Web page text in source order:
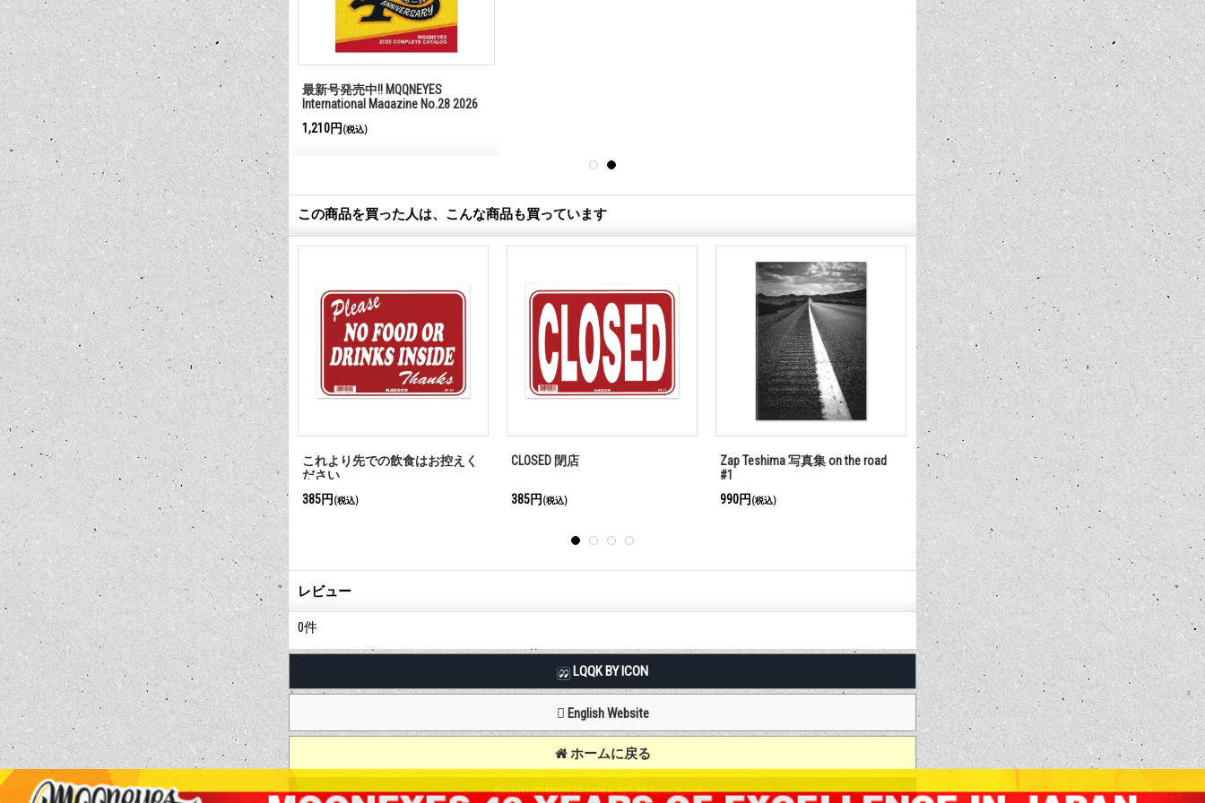
Rat Fink メッセージ ボード NO
Smoking
1,320円 (税込)
最新号発売中!! MQQNEYES
International Magazine No.28 2026
1,210円
(税込)
この商品を買った人は、こんな商品も買っています
飲食はお控えく CLOSED 閉店
385円 (税込)
Zap Teshima 写真集 on the road
990円
ホットロッド 1967 NHRA
INDIANAPOLIS NATIONALS ステッ
2,530円
ホットロッド ステッカー
IRWINDALE RACEWAY ステッカー
2,200円
MOON Automotive フェイス タオ
ル
2,420円 (税込) 385
レビュー
0件
LQQK BY ICON
English Website
ホームに戻る
Copyright (C) MOON OF JAPAN, INC. All Rights Reserved.